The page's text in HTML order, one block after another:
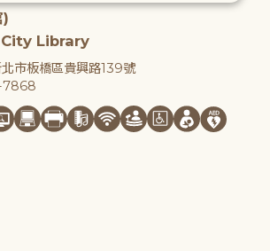
)
Library
市板橋區貴興路139號
7868